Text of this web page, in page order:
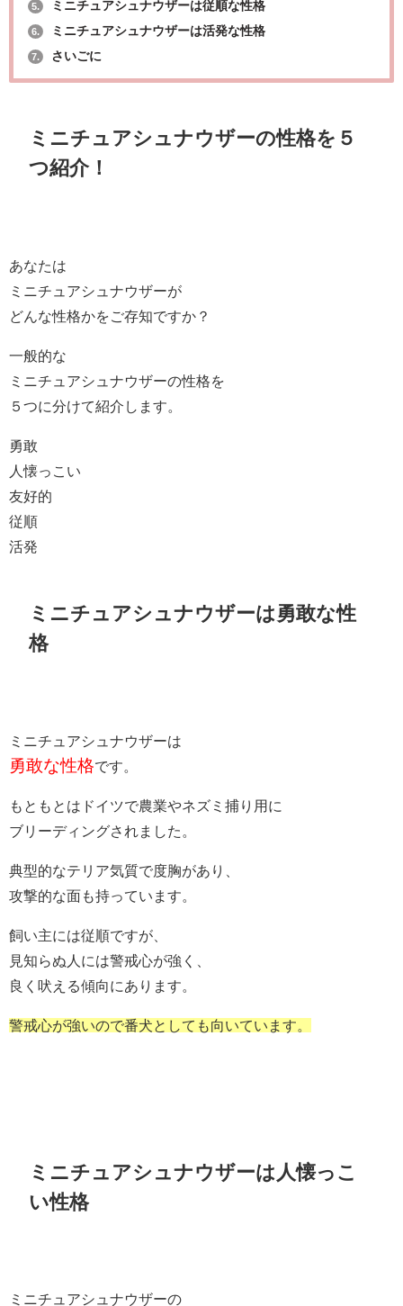
5. ミニチュアシュナウザーは従順な性格
6. ミニチュアシュナウザーは活発な性格
7. さいごに
ミニチュアシュナウザーの性格を５
つ紹介！
あなたは
ミニチュアシュナウザーが
どんな性格かをご存知ですか？
一般的な
ミニチュアシュナウザーの性格を
５つに分けて紹介します。
勇敢
人懐っこい
友好的
従順
活発
ミニチュアシュナウザーは勇敢な性
格
ミニチュアシュナウザーは
勇敢な性格です。
もともとはドイツで農業やネズミ捕り用に
ブリーディングされました。
典型的なテリア気質で度胸があり、
攻撃的な面も持っています。
飼い主には従順ですが、
見知らぬ人には警戒心が強く、
良く吠える傾向にあります。
警戒心が強いので番犬としても向いています。
ミニチュアシュナウザーは人懐っこ
い性格
ミニチュアシュナウザーの